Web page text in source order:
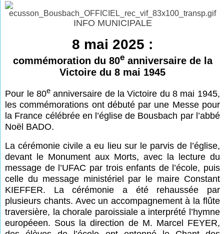
INFO MUNICIPALE
8 mai 2025 :
commémoration du 80eanniversaire de la
Victoire du 8 mai 1945
Pour le 80eanniversaire de la Victoire du 8 mai 1945,
les commémorations ont débuté par une Messe pour
la France célébrée en l’église de Bousbach par l’abbé
Noël BADO.
La cérémonie civile a eu lieu sur le parvis de l’église,
devant le Monument aux Morts, avec la lecture du
message de l’UFAC par trois enfants de l’école, puis
celle du message ministériel par le maire Constant
KIEFFER. La cérémonie a été rehaussée par
plusieurs chants. Avec un accompagnement à la flûte
traversière, la chorale paroissiale a interprété l’hymne
européeen. Sous la direction de M. Marcel FEYER,